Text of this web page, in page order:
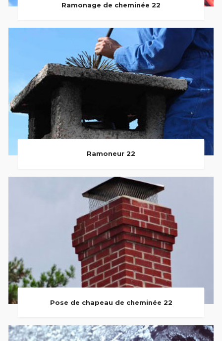
Ramonage de cheminée 22
Ramoneur 22
Pose de chapeau de cheminée 22